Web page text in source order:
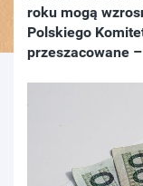
roku mogą
Polskiego
przeszacowane